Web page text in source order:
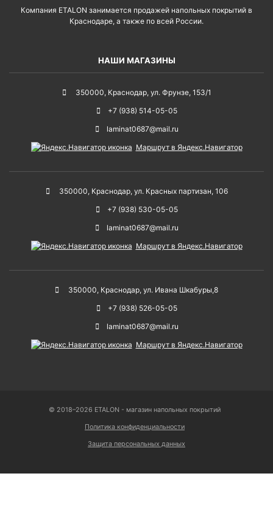
Компания ETALON занимается продажей напольных покрытий в
Краснодаре, а также по всей России.
НАШИ МАГАЗИНЫ
350000, Краснодар, ул. Фрунзе, 153/1
+7 (938) 514-05-05
laminat0687@mail.ru
Маршрут в Яндекс.Навигатор
350000, Краснодар, ул. Красных партизан, 106
+7 (938) 530-05-05
laminat0687@mail.ru
Маршрут в Яндекс.Навигатор
350000, Краснодар, ул. Ивана Шкабуры,8
+7 (938) 526-05-05
laminat0687@mail.ru
Маршрут в Яндекс.Навигатор
© 2018–2026 ETALON - магазин напольных покрытий
Политика конфиденциальности
Защита персональных данных